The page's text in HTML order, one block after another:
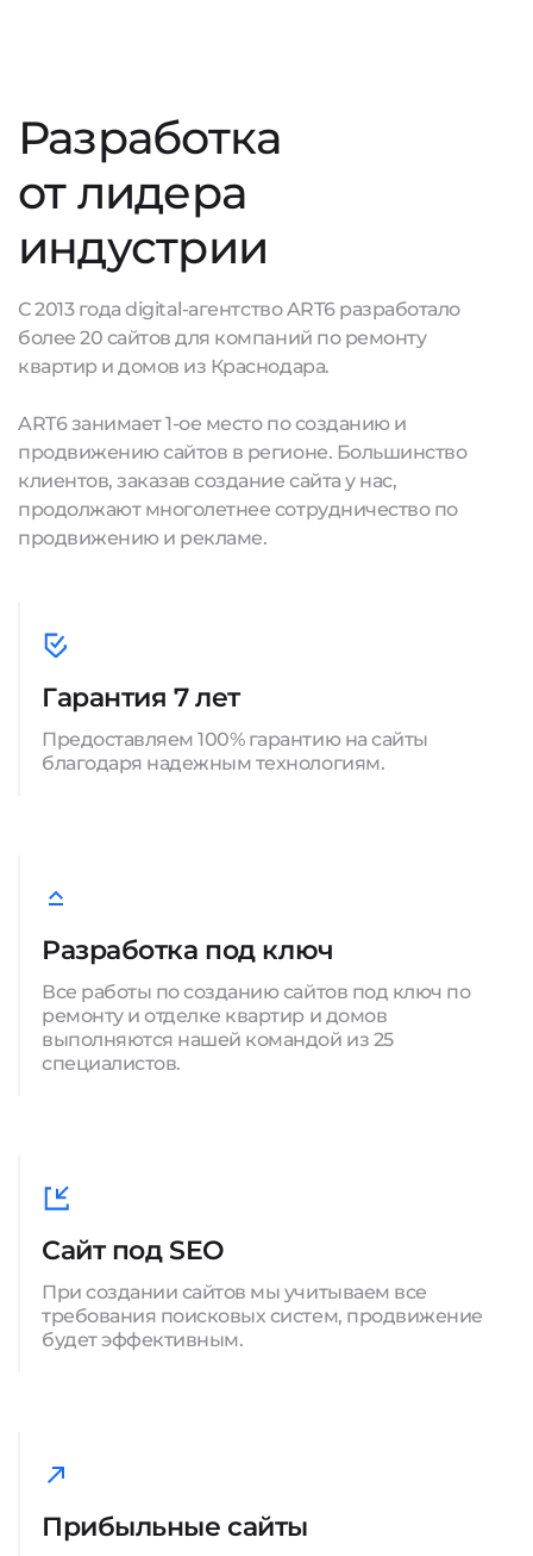
Разработка
от лидера
индустрии
С 2013 года digital-агентство ART6 разработало
более 20 сайтов для компаний по ремонту
квартир и домов из Краснодара.
ART6 занимает 1-ое место по созданию и
продвижению сайтов в регионе. Большинство
клиентов, заказав создание сайта у нас,
продолжают многолетнее сотрудничество по
продвижению и рекламе.
Гарантия 7 лет
Предоставляем 100% гарантию на сайты
благодаря надежным технологиям.
Разработка под ключ
Все работы по созданию сайтов под ключ по
ремонту и отделке квартир и домов
выполняются нашей командой из 25
специалистов.
Сайт под SEO
При создании сайтов мы учитываем все
требования поисковых систем, продвижение
будет эффективным.
Прибыльные сайты